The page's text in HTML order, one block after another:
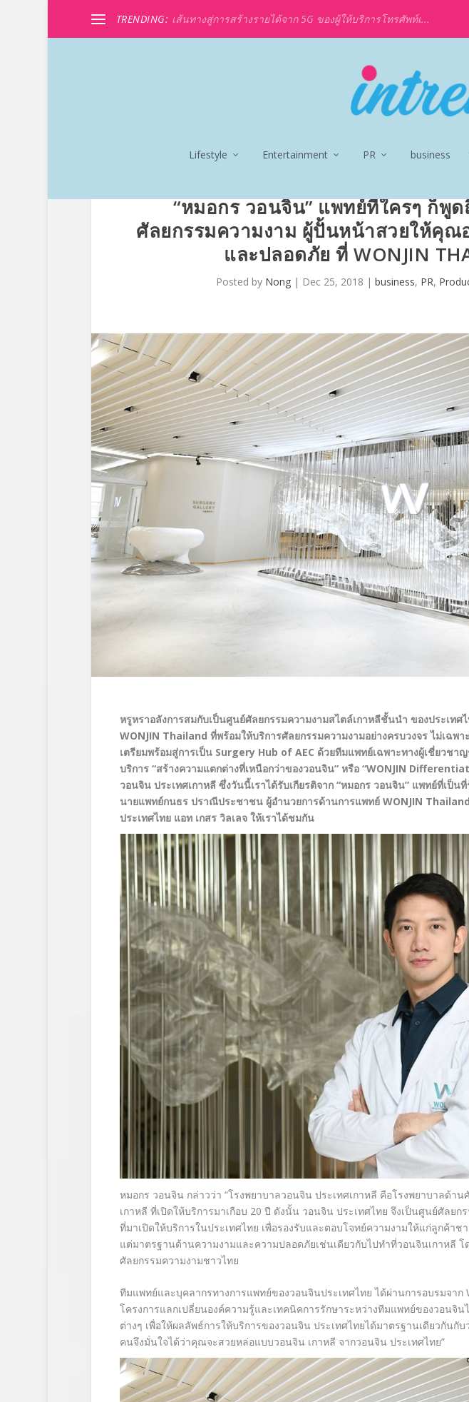
TRENDING: เส้นทางสู่การสร้างรายได้จาก 5G ของผู้ให้บริการโทรศัพท์เ...
Lifestyle Entertainment PR business
“หมอกร วอนจิน” แพทย์ที่ใครๆ ก็พู
ศัลยกรรมความงาม ผู้ปั้นหน้าสวยให้คุณ
และปลอดภัย ที่ WONJIN
Posted by Nong | Dec 25, 2018 |business, PR,
หรูหราอลังการสมกับเป็นศูนย์ศัลยกรรมความงามสไตล์เกาหลีชั้นนำ ของประเท
WONJIN Thailand ที่พร้อมให้บริการศัลยกรรมความงามอย่างครบวงจร ไม่เฉพ
เตรียมพร้อมสู่การเป็น Surgery Hub of AEC ด้วยทีมแพทย์เฉพาะทางผู้เชี่ยวชา
บริการ “สร้างความแตกต่างที่เหนือกว่าของวอนจิน” หรือ “WONJIN
วอนจิน ประเทศเกาหลี ซึ่งวันนี้เราได้รับเกียรติจาก “หมอกร วอนจิน” แพทย์ที่เป็น
นายแพทย์กนธร ปราณีประชาชน ผู้อำนวยการด้านการแพทย์ WONJIN
ประเทศไทย แอท เกสร วิลเลจ ให้เราได้ชมกัน
หมอกร วอนจิน กล่าวว่า “โรงพยาบาลวอนจิน ประเทศเกาหลี คือโรงพยาบาลด้า
เกาหลี ที่เปิดให้บริการมาเกือบ 20 ปี ดังนั้น วอนจิน ประเทศไทย จึงเป็นศูนย์ศัลยก
ที่มาเปิดให้บริการในประเทศไทย เพื่อรองรับและตอบโจทย์ความงามให้แก่ลูกค้าช
แต่มาตรฐานด้านความงามและความปลอดภัยเช่นเดียวกับไปทำที่วอนจินเกาหลี
ศัลยกรรมความงามชาวไทย
ทีมแพทย์และบุคลากรทางการแพทย์ของวอนจินประเทศไทย ได้ผ่านการอบรมจาก
โครงการแลกเปลี่ยนองค์ความรู้และเทคนิคการรักษาระหว่างทีมแพทย์ของวอนจิน
ต่างๆ เพื่อให้ผลลัพธ์การให้บริการของวอนจิน ประเทศไทยได้มาตรฐานเดียวกันกั
คนจึงมั่นใจได้ว่าคุณจะสวยหล่อแบบวอนจิน เกาหลี จากวอนจิน ประเทศไทย”